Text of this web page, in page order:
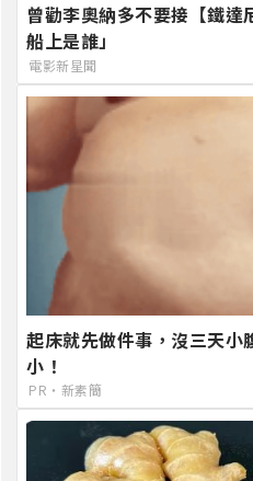
曾勸李奧納多不要接【鐵
船上是誰」
電影新星聞
起床就先做件事，沒三天小
小！
PR・新素簡